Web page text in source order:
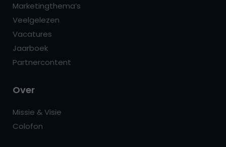
Marketingthema’s
Veelgelezen
Vacatures
Jaarboek
Partnercontent
Over
Missie & Visie
Colofon